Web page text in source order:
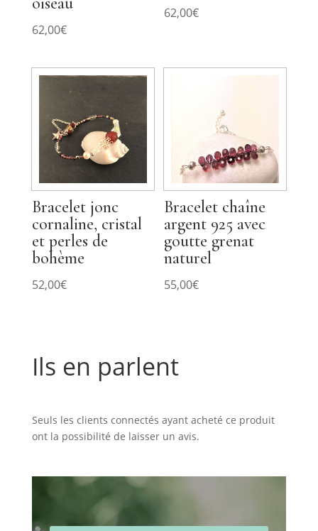
62,00€
62,00€
Bracelet jonc
cornaline, cristal
et perles de
bohème
52,00€
Bracelet chaîne
argent 925 avec
goutte grenat
naturel
55,00€
Ils en parlent
Seuls les clients connectés ayant acheté ce produit
ont la possibilité de laisser un avis.